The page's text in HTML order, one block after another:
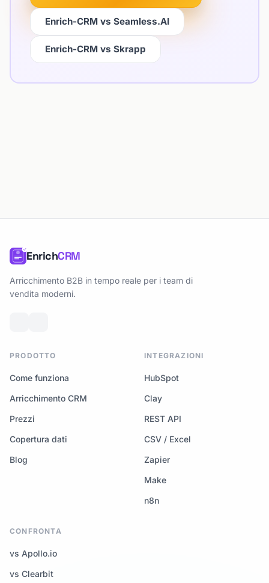
Enrich-CRM vs Seamless.AI
Enrich-CRM vs Skrapp
EnrichCRM
Arricchimento B2B in tempo reale per i team di
vendita moderni.
PRODOTTO
Come funziona
Arricchimento CRM
Prezzi
Copertura dati
Blog
INTEGRAZIONI
HubSpot
Clay
REST API
CSV / Excel
Zapier
Make
n8n
CONFRONTA
vs Apollo.io
vs Clearbit